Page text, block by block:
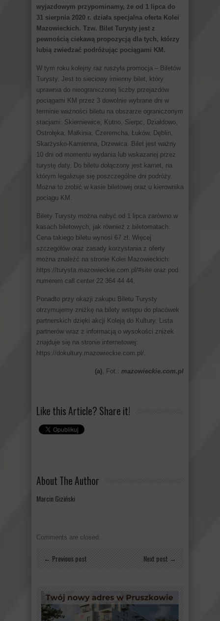
wyjazdowym przypominamy, że od 1 lipca do
31 sierpnia 2020 r. działa specjalna oferta Kolei
Mazowieckich. Tzw. Bilet Turysty jest z
pewnością ciekawą propozycją dla tych, którzy
lubią zwiedzać podróżując pociągami KM.
W tym roku kolejny raz ruszyła promocja – Biletów
Turysty. Jest to sieciowy imienny bilet, który
uprawnia do nieograniczonej liczby przejazdów
pociągami KM przez 3 dowolnie wybrane dni w
terminie ważności biletu na obszarze ograniczonym
stacjami: Skierniewice, Kutno, Sierpc, Działdowo,
Ostrołęka, Małkinia, Czeremcha, Łuków, Dęblin,
Skarżysko-Kamienna, Drzewica. Bilet jest ważny
10 dni od momentu wydania lub wskazanej przez
turystę daty. Do biletu dołączony jest karnet, na
którym legalizuje się poszczególne dni podróży.
Można to zrobić w kasie biletowej oraz u kierownika
pociągu KM.
Bilety Turysty można nabyć od 1 lipca zarówno w
kasach biletowych, jak również z biletomatach.
Cena takiego biletu wynosi 67 zł. Więcej
szczegółów oraz zasady korzystania z oferty
można znaleźć na stronie Kolei Mazowieckich:
https://turysta.mazowieckie.com.pl/#site oraz pod
numerem call center 22 364 44 44.
Ponadto przy okazji zakupu Biletu Turysty
otrzymujemy zniżkę na bilety wstępu do placówek
partnerskich dzięki akcji Koleją do Kultury. Lista
partnerów wraz z informacją o wysokości zniżek
znajduje się na stronie internetowej:
https://dokultury.mazowieckie.com.pl/.
(a) , Fot.: mazowieckie.com.pl
Like this Article? Share it!
About The Author
Marcin Giziński
Comments are closed.
← Previous post Next post →